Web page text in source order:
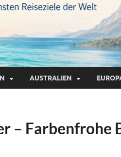
AUSTRALIEN
– Farbenfrohe